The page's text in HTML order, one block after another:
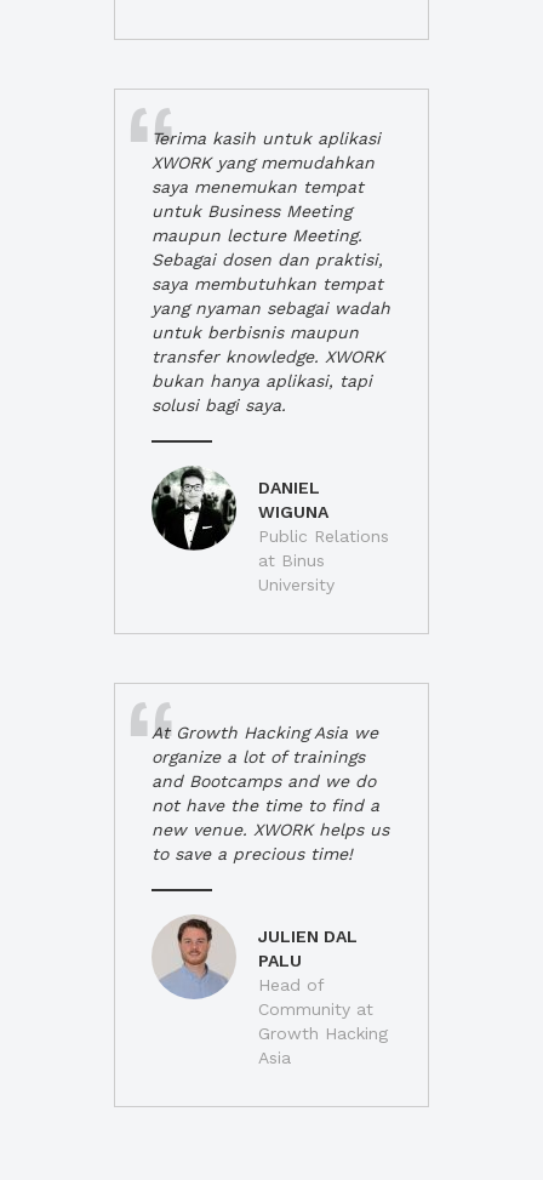
Terima kasih untuk aplikasi
XWORK yang memudahkan
saya menemukan tempat
untuk Business Meeting
maupun lecture Meeting.
Sebagai dosen dan praktisi,
saya membutuhkan tempat
yang nyaman sebagai wadah
untuk berbisnis maupun
transfer knowledge. XWORK
bukan hanya aplikasi, tapi
solusi bagi saya.
DANIEL
WIGUNA
Public Relations
at Binus
University
At Growth Hacking Asia we
organize a lot of trainings
and Bootcamps and we do
not have the time to find a
new venue. XWORK helps us
to save a precious time!
JULIEN DAL
PALU
Head of
Community at
Growth Hacking
Asia